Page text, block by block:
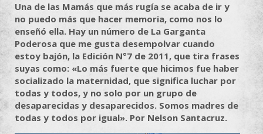
Una de las Mamás que más rugía se acaba de ir y
no puedo más que hacer memoria, como nos lo
enseñó ella. Hay un número de La Garganta
Poderosa que me gusta desempolvar cuando
estoy bajón, la Edición N°7 de 2011, que tira frases
suyas como: «Lo más fuerte que hicimos fue haber
socializado la maternidad, que significa luchar por
todas y todos, y no solo por un grupo de
desaparecidas y desaparecidos. Somos madres de
todas y todos por igual». Por Nelson Santacruz.